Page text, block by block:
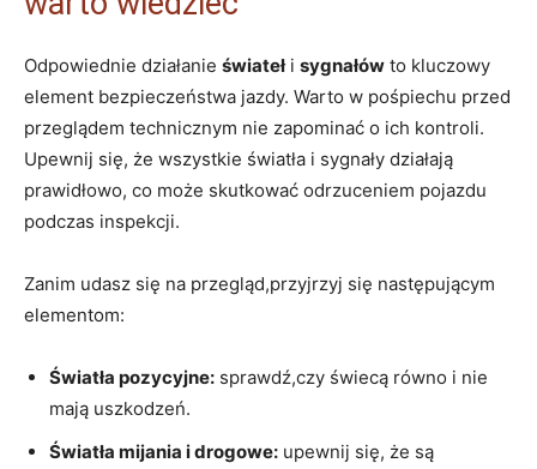
Odpowiednie działanie światełi sygnałów to kluczowy
element bezpieczeństwa jazdy. Warto w pośpiechu przed
przeglądem technicznym nie zapominać o ich kontroli.
Upewnij się, że wszystkie światła i sygnały działają
prawidłowo, co może skutkować odrzuceniem pojazdu
podczas inspekcji.
Zanim udasz się na przegląd,przyjrzyj się następującym
elementom:
Światła pozycyjne: sprawdź,czy świecą równo i nie
mają uszkodzeń.
Światła mijania i drogowe: upewnij się, że są